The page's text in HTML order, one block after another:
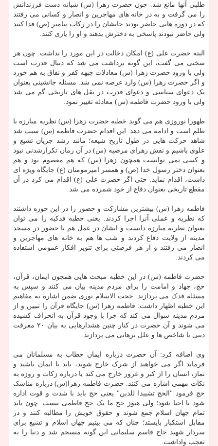
طلبی آنها مانع شد. چون حضرت زهرا (س) شبانه دست فرزندانش
را می گرفت و به در خانه های مهاجرین و انصار و کسانی می رفتند
که در دوره هایی حاضر بودند جانشان را در رکاب پیامبر (ص) فدا کنند
ولی حاضر نبودند پاسخی به دخترش بدهند و او را یاری کنند.
البته حضرت علی (ع) امکان دخالت در این مورد را نداشت. چون هر
سخنی می گفت، این گونه برداشت می شد که دنبال قدرت است
ولی با ورود حضرت زهرا (س) معادلات جبهه کفر و نفاق به هم خورد
و اگر حضرت زهرا (س) وارد عرصه نمی شد. مسئله جانشینی بعنوان
یک دعوای سیاسی و دعوای قدرت در نقل های تاریخی گم می شد
ولی با ورود حضرت فاطمه (س) معادله تغییر نمود.
طهورا نوروزی هم می گوید خطبه حضرت زهرا (س) نظریه مبارزه با
ظلم است و ادامه می دهد: این اقدام حضرت فاطمه (س) سبب شد
شاهد حرکت هایی در طول تاریخ شیعه؛ مانند رشد جریان تشیع و
علوی باشیم و نقش زهرای مرضیه (س) در آن زمان تکرارشدنی نبود
و کسی نمی توانست همچون زهرا (س) که هم معصوم بود و هم
بعنوان دختر رسول خدا (ص) و همسر امیرمومنان (ع) جایگاه ویژه ای
داشت، اقدام نماید. حتی اگر حضرت علی (ع) اقدام می کرد در آن
مقطع تاریخی بعنوان دفاع از خود شمرده می شد.
فاطمه زهرا (س) بیشترین مشارکت و حضور را در این حوزه داشتند
که نظریه و عملی آنرا اجرا کردند. یعنی خطبه فدکیه را می توان
بعنوان نظریه مبارزه دانست و ایشان در عمل هم با حضور در مسجد
مدینه از ولایت دفاع کردند و شب ها هم به خانه های مهاجرین و
انصار می رفتند و از هر فرصتی برای تنویر افکار عمومی استفاده
می کردند.
حضرت فاطمه (س) در این خطبه مبحث هایی همچون ایمان، قرآن،
حج، جهاد و امامت را برای مردم مدینه بیان می کنند و سپس به
مسئله فدک می پردازند. حجت الاسلام نوری ضمن اشاره به مفاهیم
این خطبه اظهار داشت: فاطمه زهرا (س) جایگاه قرآن را تبیین و از
مردم مدینه سوال می کند که چرا با وجود قرآن به انحراف کشیده
می شوند و آن حضرت در کنار چنین هشدارهایی به بیان ۲۰ معرفت
دینی با شاخص ها و علل برهانی می پردازند.
وی اضافه کرد: آن حضرت درباره ایمان خطاب به مسلمانان می
فرماید اگر می خواهید از شرک خارج شوید، باید با ایمان باشید و
نماز، انسان را از کبر و غرور خارج می کند یا درباره زکات و روزه به
نکات مهمی اشاره می کنند. حضرت فاطمه زهرا(س) درباره مناسک
حج فرمود "الحج تشییدا للدین" یعنی حج باید با شدت و قوت اداره
شود تا احیا شود؛ ولی هنوز حج ما یک حج فاطمی نیست. چون باید
تمام جهان اسلام جمع شوند و حقوق خویش را مطالبه کنند و در
مقابل استکبار بایستد؛ چنان که می بینیم جهان اسلام و تشیع برای
سردار شهید حاج قاسم سلیمانی این گونه منسجم شد و دنیا را به
تعجب واداشت.